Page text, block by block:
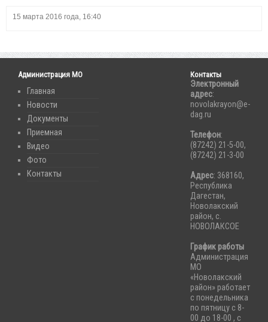
15 марта 2016 года, 16:40
Администрация МО
Главная
Новости
Документы
Приемная
Видео
Фото
Контакты
Контакты
Электронный
адрес:
novolakrayon@e-
dag.ru
Телефон:
(87242) 21-5-00,
(87242) 21-3-00
Адрес: 368160,
Республика
Дагестан,
Новолакский
район, с.
НОВОЛАКСОЕ
График работы
Администрация
МО
«Новолакский
район» работает
с понедельника
по пятницу с 8-
00 до 18-00 , с